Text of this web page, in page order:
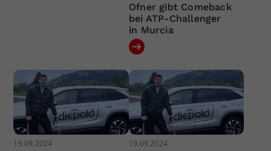
Ofner gibt Comeback
bei ATP-Challenger
in Murcia
19.09.2024 19.09.2024